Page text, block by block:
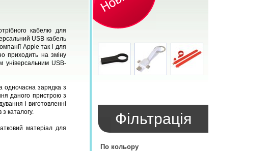
кабелю для
USB кабель
Apple так і для
приходить на зміну
універсальним USB-
одночасна зарядка з
даного пристрою з
і виготовленні
з каталогу.
матеріал для
Фiльтрацiя
По кольору